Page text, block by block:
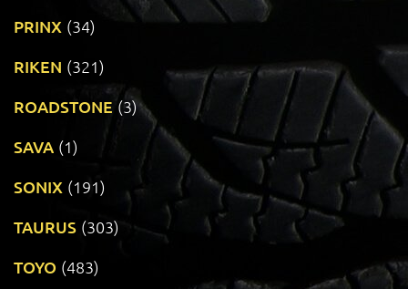
PRINX (34)
RIKEN (321)
ROADSTONE (3)
SAVA (1)
SONIX (191)
TAURUS (303)
TOYO (483)